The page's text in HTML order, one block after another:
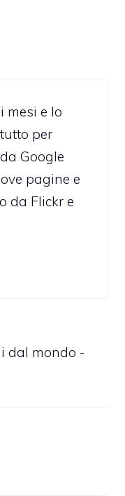
mesi e lo
per
Google
pagine e
da Flickr e
dal mondo -